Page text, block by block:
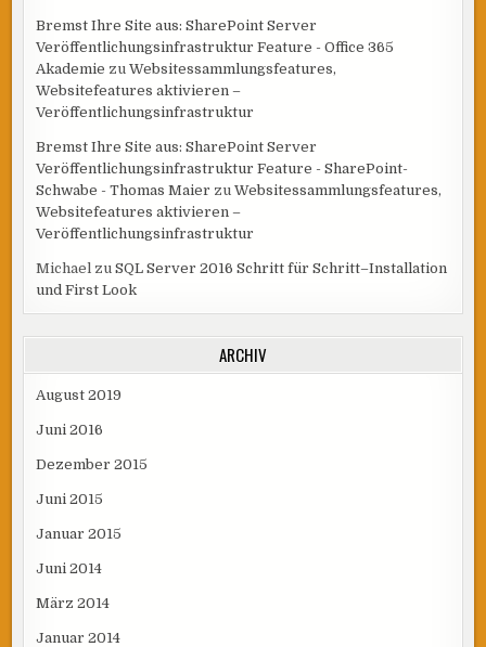
Bremst Ihre Site aus: SharePoint Server
Veröffentlichungsinfrastruktur Feature - Office 365
Akademie zuWebsitessammlungsfeatures,
Websitefeatures aktivieren –
Veröffentlichungsinfrastruktur
Bremst Ihre Site aus: SharePoint Server
Veröffentlichungsinfrastruktur Feature - SharePoint-
Schwabe - Thomas Maier zuWebsitessammlungsfeatures,
Websitefeatures aktivieren –
Veröffentlichungsinfrastruktur
Michael zuSQL Server 2016 Schritt für Schritt–Installation
und First Look
ARCHIV
August 2019
Juni 2016
Dezember 2015
Juni 2015
Januar 2015
Juni 2014
März 2014
Januar 2014